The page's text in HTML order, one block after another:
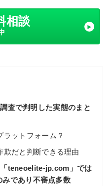
相談
査で判明した実態のまと
ラットフォーム？
欺だと判断できる理由
teneoelite-jp.com」では
であり不審点多数